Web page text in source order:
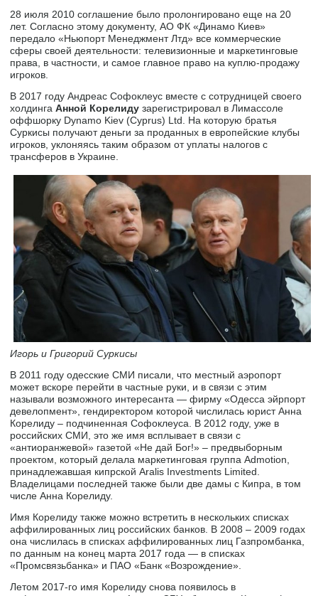
28 июля 2010 соглашение было пролонгировано еще на 20
лет. Согласно этому документу, АО ФК «Динамо Киев»
передало «Ньюпорт Менеджмент Лтд» все коммерческие
сферы своей деятельности: телевизионные и маркетинговые
права, в частности, и самое главное право на куплю-продажу
игроков.
В 2017 году Андреас Софоклеус вместе с сотрудницей своего
холдингаАнной Корелиду зарегистрировал в Лимассоле
оффшорку Dynamo Kiev (Cyprus) Ltd. На которую братья
Суркисы получают деньги за проданных в европейские клубы
игроков, уклоняясь таким образом от уплаты налогов с
трансферов в Украине.
Игорь и Григорий Суркисы
В 2011 году одесские СМИ писали, что местный аэропорт
может вскоре перейти в частные руки, и в связи с этим
называли возможного интересанта — фирму «Одесса эйрпорт
девелопмент», гендиректором которой числилась юрист Анна
Корелиду – подчиненная Софоклеуса. В 2012 году, уже в
российских СМИ, это же имя всплывает в связи с
«антиоранжевой» газетой «Не дай Бог!» – предвыборным
проектом, который делала маркетинговая группа Admotion,
принадлежавшая кипрской Aralis Investments Limited.
Владелицами последней также были две дамы с Кипра, в том
числе Анна Корелиду.
Имя Корелиду также можно встретить в нескольких списках
аффилированных лиц российских банков. В 2008 – 2009 годах
она числилась в списках аффилированных лиц Газпромбанка,
по данным на конец марта 2017 года — в списках
«Промсвязьбанка» и ПАО «Банк «Возрождение».
Летом 2017-го имя Корелиду снова появилось в